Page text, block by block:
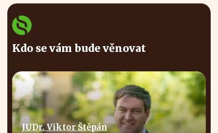
Kdo se vám bude věnovat
JUDr. Viktor Štěpán